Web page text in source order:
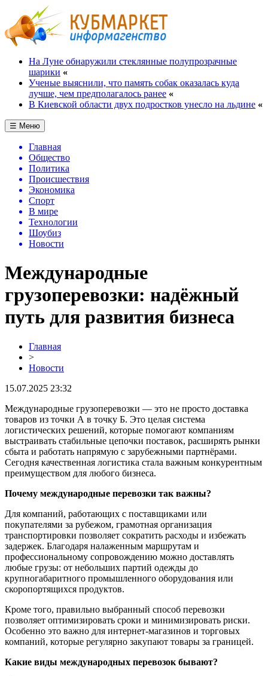
На Луне обнаружили стеклянные полупрозрачные
шарики «
Ученые выяснили, что память собак оказалась куда
лучше, чем предполагалось ранее «
В Киевской области двух подростков унесло на льдине «
☰ Меню
Главная
Общество
Политика
Происшествия
Экономика
Спорт
В мире
Технологии
Шоубиз
Новости
Международные
грузоперевозки: надёжный
путь для развития бизнеса
Главная
>
Новости
15.07.2025 23:32
Международные грузоперевозки — это не просто доставка
товаров из точки А в точку Б. Это целая система
логистических решений, которые помогают компаниям
выстраивать стабильные цепочки поставок, расширять рынки
сбыта и работать напрямую с зарубежными партнёрами.
Сегодня качественная логистика стала важным конкурентным
преимуществом для любого бизнеса.
Почему международные перевозки так важны?
Для компаний, работающих с поставщиками или
покупателями за рубежом, грамотная организация
транспортировки позволяет сократить расходы и избежать
задержек. Благодаря налаженным маршрутам и
профессиональному сопровождению можно доставлять
любые грузы: от небольших партий одежды до
крупногабаритного промышленного оборудования или
скоропортящихся продуктов.
Кроме того, правильно выбранный способ перевозки
позволяет оптимизировать сроки и минимизировать риски.
Особенно это важно для интернет-магазинов и торговых
компаний, которые регулярно закупают товары за границей.
Какие виды международных перевозок бывают?